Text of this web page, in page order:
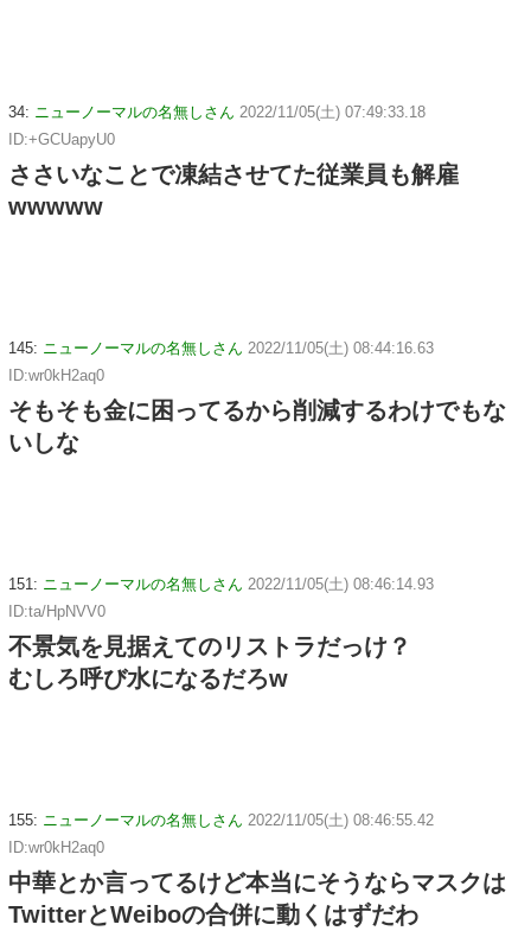
34: ニューノーマルの名無しさん 2022/11/05(土) 07:49:33.18
ID:+GCUapyU0
ささいなことで凍結させてた従業員も解雇
wwwww
145: ニューノーマルの名無しさん 2022/11/05(土) 08:44:16.63
ID:wr0kH2aq0
そもそも金に困ってるから削減するわけでもな
いしな
151: ニューノーマルの名無しさん 2022/11/05(土) 08:46:14.93
ID:ta/HpNVV0
不景気を見据えてのリストラだっけ？
むしろ呼び水になるだろw
155: ニューノーマルの名無しさん 2022/11/05(土) 08:46:55.42
ID:wr0kH2aq0
中華とか言ってるけど本当にそうならマスクは
TwitterとWeiboの合併に動くはずだわ